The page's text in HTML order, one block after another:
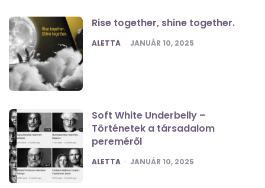
Rise together, shine together.
POSTED
ALETTA JANUÁR 10, 2025
Soft White Underbelly –
Történetek a társadalom
pereméről
POSTED
ALETTA JANUÁR 10, 2025